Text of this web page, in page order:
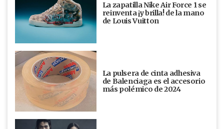
La zapatilla Nike Air Force 1 se
reinventa ¡y brilla! de la mano
de Louis Vuitton
La pulsera de cinta adhesiva
de Balenciaga es el accesorio
más polémico de 2024